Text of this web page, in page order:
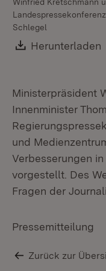
Schlegel
Download:
Herunterladen
Ministerpräsident
Innenminister
und
Verbesserungen
vorgestellt. Des
Fragen der
Pressemitteilung
Zurück zur